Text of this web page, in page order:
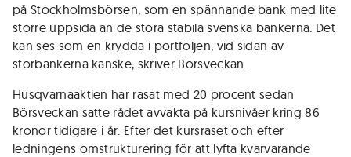
på Stockholmsbörsen, som en spännande bank med lite
större uppsida än de stora stabila svenska bankerna. Det
kan ses som en krydda i portföljen, vid sidan av
storbankerna kanske, skriver Börsveckan.
Husqvarnaaktien har rasat med 20 procent sedan
Börsveckan satte rådet avvakta på kursnivåer kring 86
kronor tidigare i år. Efter det kursraset och efter
ledningens omstrukturering för att lyfta kvarvarande